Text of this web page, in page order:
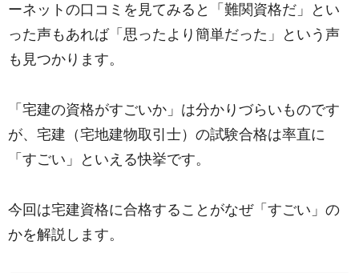
ーネットの口コミを見てみると「難関資格だ」とい
った声もあれば「思ったより簡単だった」という声
も見つかります。
「宅建の資格がすごいか」は分かりづらいものです
が、宅建（宅地建物取引士）の試験合格は率直に
「すごい」といえる快挙です。
今回は宅建資格に合格することがなぜ「すごい」の
かを解説します。